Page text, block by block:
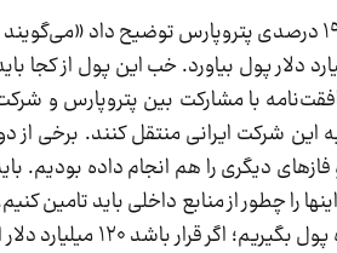
هم باید ۱.۶ میلیارد دلار پول بیاورد. خب
با مشارکت بین پتروپارس و
این شرکت ایرانی منتقل کنند. برخی از
می‌گویند از صندوق